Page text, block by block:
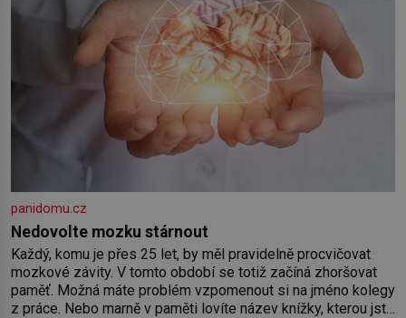
panidomu.cz
Nedovolte mozku stárnout
Každý, komu je přes 25 let, by měl pravidelně procvičovat
mozkové závity. V tomto období se totiž začíná zhoršovat
paměť. Možná máte problém vzpomenout si na jméno kolegy
z práce. Nebo marně v paměti lovíte název knížky, kterou jste